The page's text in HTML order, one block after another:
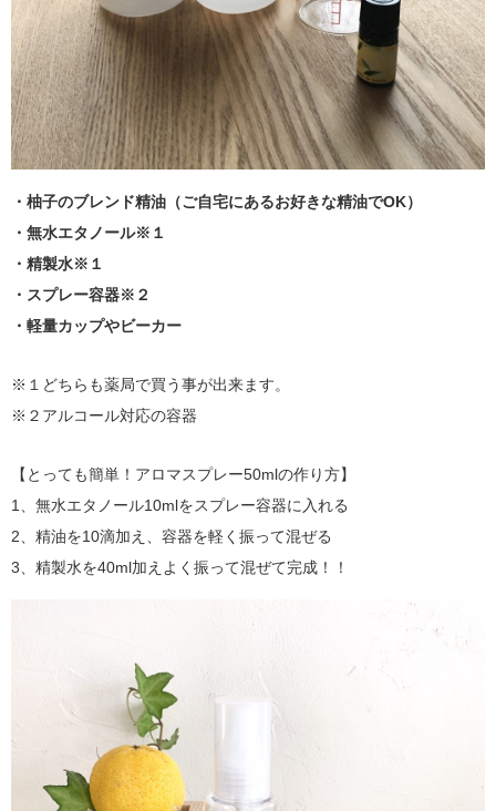
・柚子のブレンド精油（ご自宅にあるお好きな精油でOK）
・無水エタノール※１
・精製水※１
・スプレー容器※２
・軽量カップやビーカー
※１どちらも薬局で買う事が出来ます。
※２アルコール対応の容器
【とっても簡単！アロマスプレー50mlの作り方】
1、無水エタノール10mlをスプレー容器に入れる
2、精油を10滴加え、容器を軽く振って混ぜる
3、精製水を40ml加えよく振って混ぜて完成！！